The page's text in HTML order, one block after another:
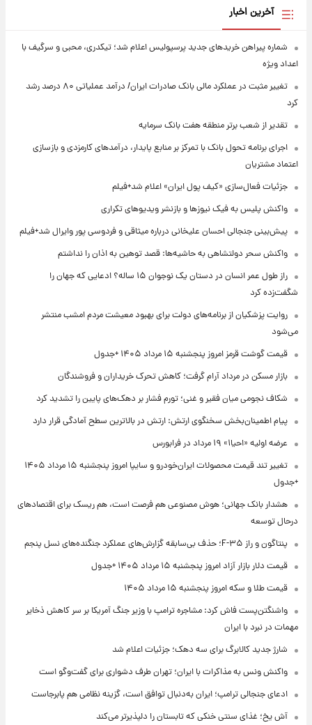
آخرین اخبار
شماره پیراهن خریدهای جدید پرسپولیس اعلام شد؛ تیکدری، محبی و سرگیف با
اعداد ویژه
تغییر مثبت در عملکرد مالی بانک صادرات ایران/ درآمد عملیاتی ۸۰ درصد رشد
کرد
تقدیر از شعب برتر منطقه هفت بانک سرمایه
اجرای برنامه تحول بانک با تمرکز بر منابع پایدار، درآمدهای کارمزدی و بازسازی
اعتماد مشتریان
جزئیات فعال‌سازی «کیف پول ایران» اعلام شد+فیلم
واکنش پلیس به فیک نیوزها و بازنشر ویدیوهای تکراری
پیش‌بینی جنجالی احسان علیخانی درباره میثاقی و فردوسی پور وایرال شد+فیلم
واکنش سحر دولتشاهی به حاشیه‌ها: قصد توهین به اذان را نداشتم
راز طول عمر انسان در دستان یک نوجوان ۱۵ ساله؟ ادعایی که جهان را
شگفت‌زده کرد
روایت پزشکیان از برنامه‌های دولت برای بهبود معیشت مردم امشب منتشر
می‌شود
قیمت گوشت قرمز امروز پنجشنبه ۱۵ مرداد ۱۴۰۵ +جدول
بازار مسکن در مرداد آرام گرفت؛ کاهش تحرک خریداران و فروشندگان
شکاف نجومی میان فقیر و غنی؛ تورم فشار بر دهک‌های پایین را تشدید کرد
پیام اطمینان‌بخش سخنگوی ارتش: ارتش در بالاترین سطح آمادگی قرار دارد
عرضه اولیه «احیا۱» ۱۹ مرداد در فرابورس
تغییر تند قیمت محصولات ایران‌خودرو و سایپا امروز پنجشنبه ۱۵ مرداد ۱۴۰۵
+جدول
هشدار بانک جهانی؛ هوش مصنوعی هم فرصت است، هم ریسک برای اقتصادهای
درحال توسعه
پنتاگون و راز F-۳۵؛ حذف بی‌سابقه گزارش‌های عملکرد جنگنده‌های نسل پنجم
قیمت دلار بازار آزاد امروز پنجشنبه ۱۵ مرداد ۱۴۰۵ +جدول
قیمت طلا و سکه امروز پنجشنبه ۱۵ مرداد ۱۴۰۵
واشنگتن‌پست فاش کرد: مشاجره ترامپ با وزیر جنگ آمریکا بر سر کاهش ذخایر
مهمات در نبرد با ایران
شارژ جدید کالابرگ برای سه دهک؛ جزئیات اعلام شد
واکنش ونس به مذاکرات با ایران؛ تهران طرف دشواری برای گفت‌وگو است
ادعای جنجالی ترامپ؛ ایران به‌دنبال توافق است، گزینه نظامی هم پابرجاست
آش یخ؛ غذای سنتی خنکی که تابستان را دلپذیرتر می‌کند